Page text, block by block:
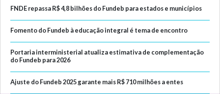
FNDE repassa R$ 4,8 bilhões do Fundeb para estados e municípios
Fomento do Fundeb à educação integral é tema de encontro
Portaria interministerial atualiza estimativa de complementação
do Fundeb para 2026
Ajuste do Fundeb 2025 garante mais R$ 710 milhões a entes